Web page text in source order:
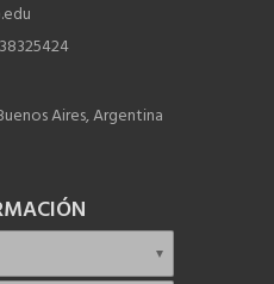
Aires, Argentina